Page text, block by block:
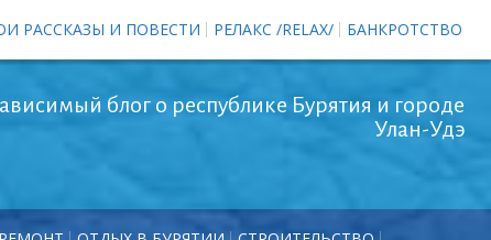
РАССКАЗЫ И ПОВЕСТИ РЕЛАКС /RELAX/ БАНКРОТСТВО
блог о республике Бурятия и городе
Улан-Удэ